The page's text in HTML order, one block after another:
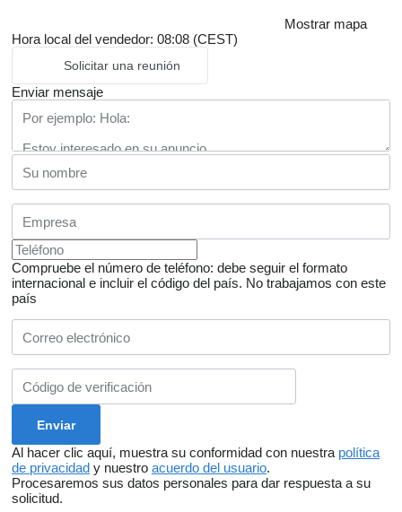
Mostrar mapa
Hora local del vendedor: 08:08 (CEST)
Solicitar una reunión
Enviar mensaje
Compruebe el número de teléfono: debe seguir el formato
internacional e incluir el código del país. No trabajamos con este
país
Al hacer clic aquí, muestra su conformidad con nuestra política
de privacidad y nuestro acuerdo del usuario.
Procesaremos sus datos personales para dar respuesta a su
solicitud.